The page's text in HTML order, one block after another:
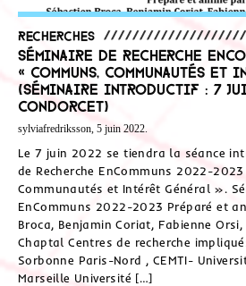
Recherches
Séminaire de recherche
« Communs, Communautés
(séminaire Introductif : 7 juin
Condorcet)
sylviafredriksson, 5 juin 2022.
Le 7 juin 2022 se tiendra la séance
de Recherche EnCommuns 2022-
Communautés et Intérêt Général ».
EnCommuns 2022-2023 Préparé et
Broca, Benjamin Coriat, Fabienne
Chaptal Centres de recherche
Sorbonne Paris-Nord , CEMTI-
Marseille Université […]